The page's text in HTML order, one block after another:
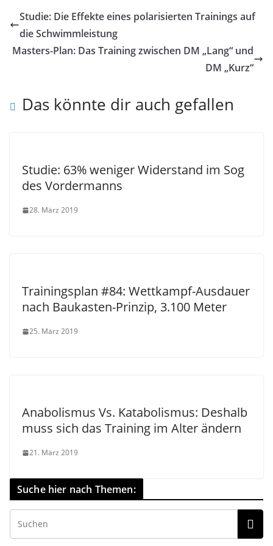
Studie: Die Effekte eines polarisierten Trainings auf
die Schwimmleistung
Masters-Plan: Das Training zwischen DM „Lang“ und
DM „Kurz“
Das könnte dir auch gefallen
Studie: 63% weniger Widerstand im Sog
des Vordermanns
28. März 2019
Trainingsplan #84: Wettkampf-Ausdauer
nach Baukasten-Prinzip, 3.100 Meter
25. März 2019
Anabolismus Vs. Katabolismus: Deshalb
muss sich das Training im Alter ändern
21. März 2019
Suche hier nach Themen: